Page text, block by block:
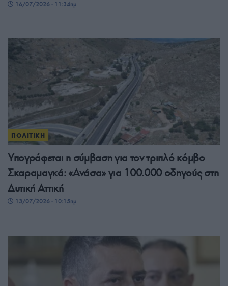
16/07/2026 - 11:34πμ
ΠΟΛΙΤΙΚΗ
Υπογράφεται η σύμβαση για τον τριπλό κόμβο
Σκαραμαγκά: «Ανάσα» για 100.000 οδηγούς στη
Δυτική Αττική
13/07/2026 - 10:15πμ